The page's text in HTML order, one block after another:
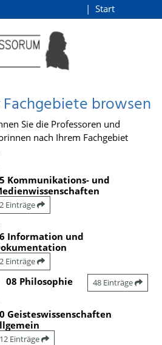
Start
Fachgebiete browsen
Sie die Professoren und
nach Ihrem Fachgebiet
Kommunikations- und
2 Einträge
Information und
2 Einträge
08 Philosophie 48 Einträge
Geisteswissenschaften
12 Einträge